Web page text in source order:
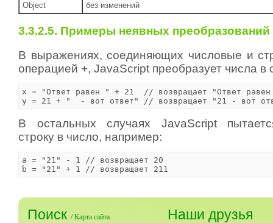
Object
без изменений
3.3.2.5. Примеры неявных преобразований
В выражениях, соединяющих числовые и
операцией +, JavaScript преобразует числа в
x = "Ответ равен " + 21  // возвращает "Ответ
y = 21 + "  - вот ответ" // возвращает "21 - вот
В остальных случаях JavaScript
строку в число, например:
a = "21" - 1 // возвращает 20
b = "21" + 1 // возвращает 211
Поиск /Карта сайта Наши друзья